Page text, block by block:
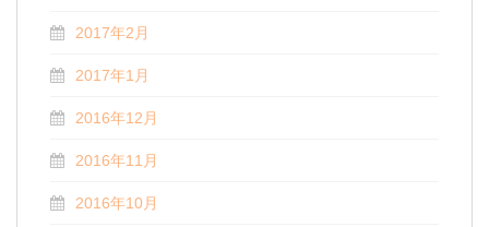
2017年2月
2017年1月
2016年12月
2016年11月
2016年10月